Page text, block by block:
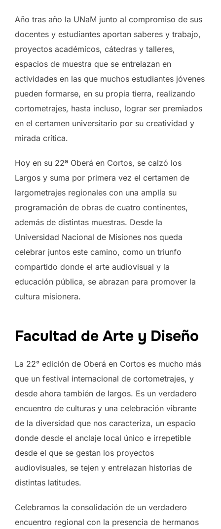
Año tras año la UNaM junto al compromiso de sus
docentes y estudiantes aportan saberes y trabajo,
proyectos académicos, cátedras y talleres,
espacios de muestra que se entrelazan en
actividades en las que muchos estudiantes jóvenes
pueden formarse, en su propia tierra, realizando
cortometrajes, hasta incluso, lograr ser premiados
en el certamen universitario por su creatividad y
mirada crítica.
Hoy en su 22ª Oberá en Cortos, se calzó los
Largos y suma por primera vez el certamen de
largometrajes regionales con una amplía su
programación de obras de cuatro continentes,
además de distintas muestras. Desde la
Universidad Nacional de Misiones nos queda
celebrar juntos este camino, como un triunfo
compartido donde el arte audiovisual y la
educación pública, se abrazan para promover la
cultura misionera.
Facultad de Arte y Diseño
La 22° edición de Oberá en Cortos es mucho más
que un festival internacional de cortometrajes, y
desde ahora también de largos. Es un verdadero
encuentro de culturas y una celebración vibrante
de la diversidad que nos caracteriza, un espacio
donde desde el anclaje local único e irrepetible
desde el que se gestan los proyectos
audiovisuales, se tejen y entrelazan historias de
distintas latitudes.
Celebramos la consolidación de un verdadero
encuentro regional con la presencia de hermanos